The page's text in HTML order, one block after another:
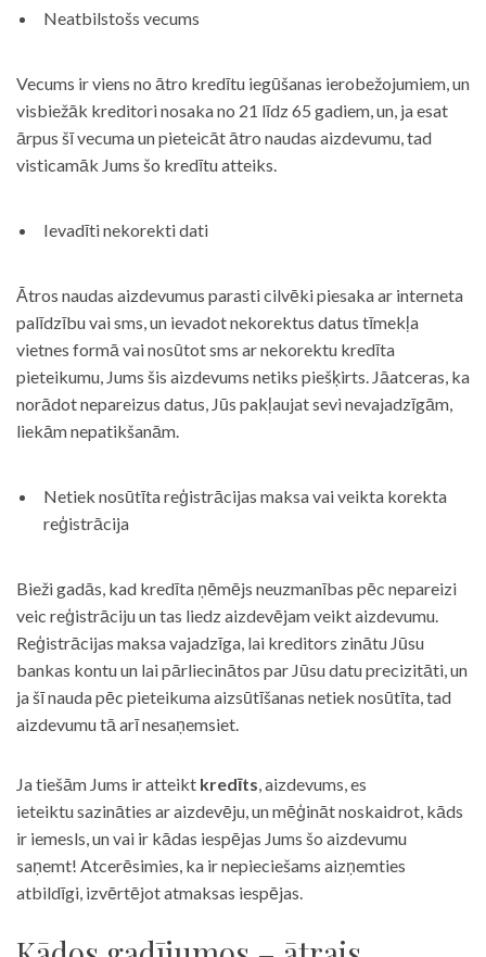
Neatbilstošs vecums
Vecums ir viens no ātro kredītu iegūšanas ierobežojumiem, un
visbiežāk kreditori nosaka no 21 līdz 65 gadiem, un, ja esat
ārpus šī vecuma un pieteicāt ātro naudas aizdevumu, tad
visticamāk Jums šo kredītu atteiks.
Ievadīti nekorekti dati
Ātros naudas aizdevumus parasti cilvēki piesaka ar interneta
palīdzību vai sms, un ievadot nekorektus datus tīmekļa
vietnes formā vai nosūtot sms ar nekorektu kredīta
pieteikumu, Jums šis aizdevums netiks piešķirts. Jāatceras, ka
norādot nepareizus datus, Jūs pakļaujat sevi nevajadzīgām,
liekām nepatikšanām.
Netiek nosūtīta reģistrācijas maksa vai veikta korekta
reģistrācija
Bieži gadās, kad kredīta ņēmējs neuzmanības pēc nepareizi
veic reģistrāciju un tas liedz aizdevējam veikt aizdevumu.
Reģistrācijas maksa vajadzīga, lai kreditors zinātu Jūsu
bankas kontu un lai pārliecinātos par Jūsu datu precizitāti, un
ja šī nauda pēc pieteikuma aizsūtīšanas netiek nosūtīta, tad
aizdevumu tā arī nesaņemsiet.
Ja tiešām Jums ir atteikt kredīts, aizdevums, es
ieteiktu sazināties ar aizdevēju, un mēģināt noskaidrot, kāds
ir iemesls, un vai ir kādas iespējas Jums šo aizdevumu
saņemt! Atcerēsimies, ka ir nepieciešams aizņemties
atbildīgi, izvērtējot atmaksas iespējas.